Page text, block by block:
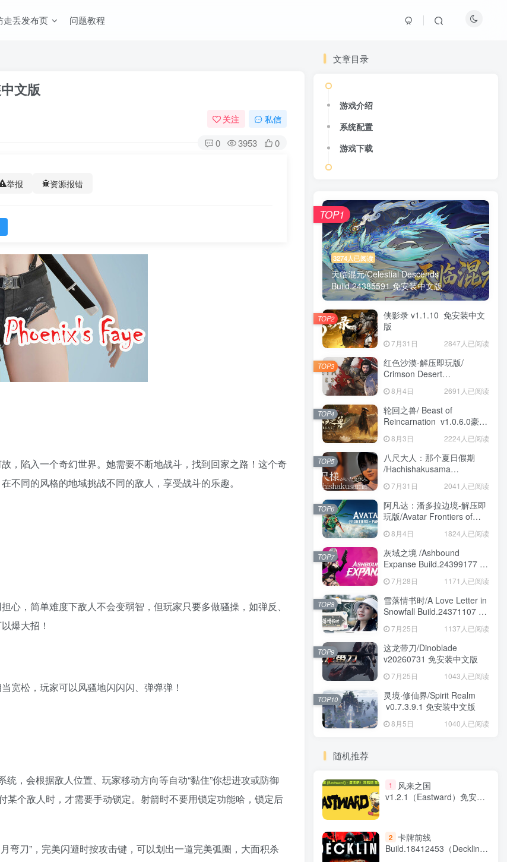
走丢发布页 问题教程
文版
关注 私信
0 3953 0
举报 资源报错
，陷入一个奇幻世界。她需要不断地战斗，找到回家之路！这个奇
同的风格的地域挑战不同的敌人，享受战斗的乐趣。
，简单难度下敌人不会变弱智，但玩家只要多做骚操，如弹反、
爆大招！
宽松，玩家可以风骚地闪闪闪、弹弹弹！
，会根据敌人位置、玩家移动方向等自动“黏住”你想进攻或防御
某个敌人时，才需要手动锁定。射箭时不要用锁定功能哈，锁定后
弯刀”，完美闪避时按攻击键，可以划出一道完美弧圈，大面积杀
文章目录
游戏介绍
系统配置
游戏下载
3274人已阅读
天临混元/Celestial Descends
Build.24385591 免安装中文版
TOP1
侠影录 v1.1.10 免安装中文
版
7月31日 2847人已阅读
TOP2
红色沙漠-解压即玩版/
Crimson Desert
安装中文版
8月4日 2691人已阅读
TOP3
轮回之兽/ Beast of
Reincarnation v1.0.6.0豪华
8月3日 2224人已阅读
TOP4
八尺大人：那个夏日假期
/Hachishakusama
版7月31日 2041人已阅读
TOP5
阿凡达：潘多拉边境-解压即
玩版/Avatar Frontiers of
安装中文版
8月4日 1824人已阅读
TOP6
灰域之境 /Ashbound
Expanse Build.24399177 免
安装中文版
7月28日 1171人已阅读
TOP7
雪落情书时/A Love Letter in
Snowfall Build.24371107 免
安装中文版
7月25日 1137人已阅读
TOP8
这龙带刀/Dinoblade
v20260731 免安装中文版
7月25日 1043人已阅读
TOP9
灵境·修仙界/Spirit Realm
v0.7.3.9.1 免安装中文版
8月5日 1040人已阅读
TOP10
随机推荐
1
风来之国
v1.2.1（Eastward）免安装
2 卡牌前线
Build.18412453（Deckline）